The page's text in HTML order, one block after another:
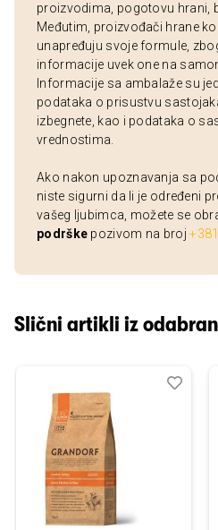
proizvodima, pogotovu hrani,
Međutim, proizvođači hrane
unapređuju svoje formule,
informacije uvek one na
Informacije sa ambalaže su
podataka o prisustvu
izbegnete, kao i podataka o
vrednostima.
Ako nakon upoznavanja sa
niste sigurni da li je određeni
vašeg ljubimca, možete se
podrške pozivom na broj
Slični artikli iz
Dodaj